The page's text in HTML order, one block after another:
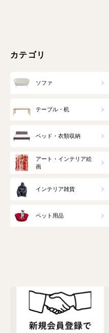
カテゴリ
ソファ
テーブル・机
ベッド・衣類収納
アート・インテリア絵
画
インテリア雑貨
ペット用品